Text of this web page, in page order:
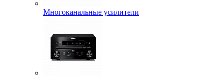
Многоканальные усилители